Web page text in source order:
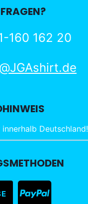
160 162 20
innerhalb Deutschland!